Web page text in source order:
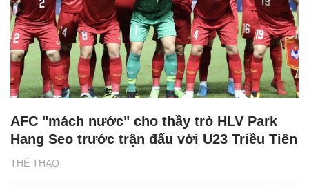
THỂ THAO
AFC "mách nước" cho thầy trò HLV Park
Hang Seo trước trận đấu với U23 Triều Tiên